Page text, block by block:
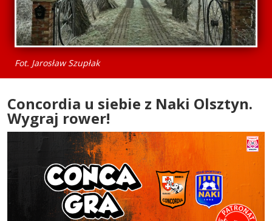
Fot. Jarosław Szupłak
Concordia u siebie z Naki Olsztyn.
Wygraj rower!